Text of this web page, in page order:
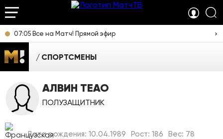
07:05 Все на Матч! Прямой эфир
СПОРТСМЕНЫ
АЛВИН ТЕАО
ПОЛУЗАЩИТНИК
Дата рождения: 10.04.1989 Рост: 186 Вес: 78